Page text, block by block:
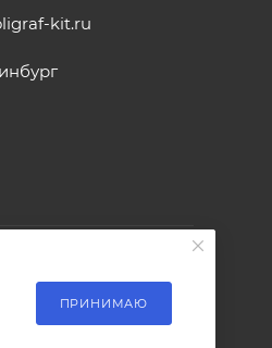
kit.ru
ПРИНИМАЮ